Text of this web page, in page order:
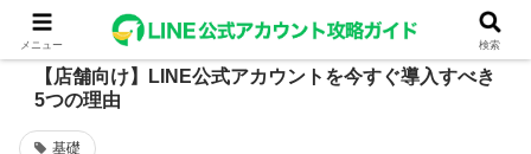
【店舗向け】LINE公式アカウントを今すぐ導入すべき
5つの理由
基礎
メニュー 検索